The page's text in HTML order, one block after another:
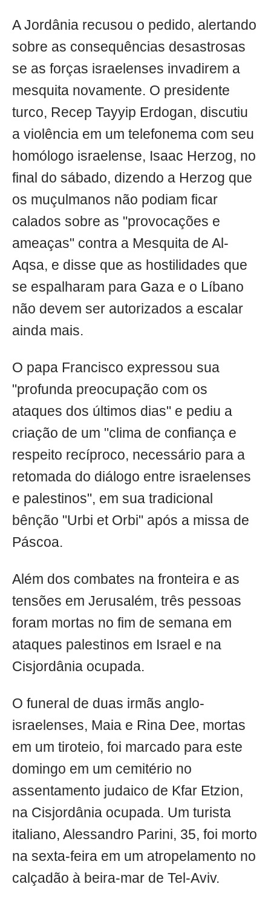
A Jordânia recusou o pedido, alertando
sobre as consequências desastrosas
se as forças israelenses invadirem a
mesquita novamente. O presidente
turco, Recep Tayyip Erdogan, discutiu
a violência em um telefonema com seu
homólogo israelense, Isaac Herzog, no
final do sábado, dizendo a Herzog que
os muçulmanos não podiam ficar
calados sobre as "provocações e
ameaças" contra a Mesquita de Al-
Aqsa, e disse que as hostilidades que
se espalharam para Gaza e o Líbano
não devem ser autorizados a escalar
ainda mais.
O papa Francisco expressou sua
"profunda preocupação com os
ataques dos últimos dias" e pediu a
criação de um "clima de confiança e
respeito recíproco, necessário para a
retomada do diálogo entre israelenses
e palestinos", em sua tradicional
bênção "Urbi et Orbi" após a missa de
Páscoa.
Além dos combates na fronteira e as
tensões em Jerusalém, três pessoas
foram mortas no fim de semana em
ataques palestinos em Israel e na
Cisjordânia ocupada.
O funeral de duas irmãs anglo-
israelenses, Maia e Rina Dee, mortas
em um tiroteio, foi marcado para este
domingo em um cemitério no
assentamento judaico de Kfar Etzion,
na Cisjordânia ocupada. Um turista
italiano, Alessandro Parini, 35, foi morto
na sexta-feira em um atropelamento no
calçadão à beira-mar de Tel-Aviv.